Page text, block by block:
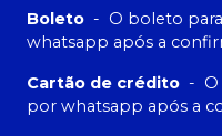
Boleto - O boleto
whatsapp após a
Cartão de crédito -
por whatsapp após a